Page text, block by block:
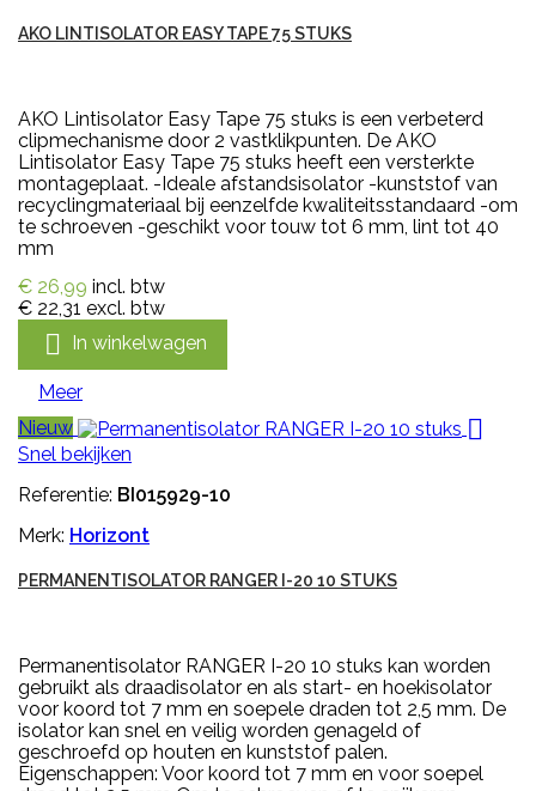
AKO LINTISOLATOR EASY TAPE 75 STUKS
AKO Lintisolator Easy Tape 75 stuks is een verbeterd
clipmechanisme door 2 vastklikpunten. De AKO
Lintisolator Easy Tape 75 stuks heeft een versterkte
montageplaat. -Ideale afstandsisolator -kunststof van
recyclingmateriaal bij eenzelfde kwaliteitsstandaard -om
te schroeven -geschikt voor touw tot 6 mm, lint tot 40
mm
€ 26,99 incl. btw
€ 22,31 excl. btw
 In winkelwagen
Meer
Nieuw

Snel bekijken
Referentie: BI015929-10
Merk: Horizont
PERMANENTISOLATOR RANGER I-20 10 STUKS
Permanentisolator RANGER I-20 10 stuks kan worden
gebruikt als draadisolator en als start- en hoekisolator
voor koord tot 7 mm en soepele draden tot 2,5 mm. De
isolator kan snel en veilig worden genageld of
geschroefd op houten en kunststof palen.
Eigenschappen: Voor koord tot 7 mm en voor soepel